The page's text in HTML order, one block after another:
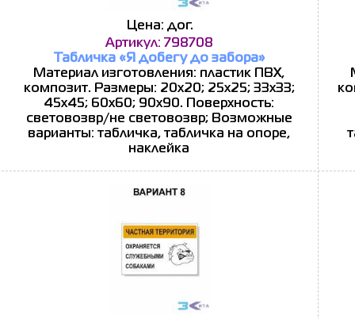
Цена: дог.
Артикул: 798708
Табличка «Я добегу до забора»
Материал изготовления: пластик ПВХ,
композит. Размеры: 20x20; 25x25; 33x33;
45x45; 60x60; 90x90. Поверхность:
световозвр/не световозвр; Возможные
варианты: табличка, табличка на опоре,
наклейка